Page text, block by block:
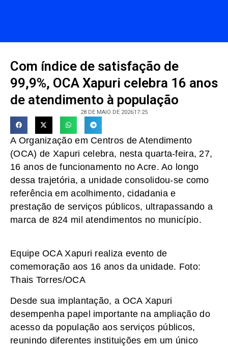
Com índice de satisfação de
99,9%, OCA Xapuri celebra 16 anos
de atendimento à população
28 DE MAIO DE 202617:25
A Organização em Centros de Atendimento
(OCA) de Xapuri celebra, nesta quarta-feira, 27,
16 anos de funcionamento no Acre. Ao longo
dessa trajetória, a unidade consolidou-se como
referência em acolhimento, cidadania e
prestação de serviços públicos, ultrapassando a
marca de 824 mil atendimentos no município.
Equipe OCA Xapuri realiza evento de
comemoração aos 16 anos da unidade. Foto:
Thais Torres/OCA
Desde sua implantação, a OCA Xapuri
desempenha papel importante na ampliação do
acesso da população aos serviços públicos,
reunindo diferentes instituições em um único